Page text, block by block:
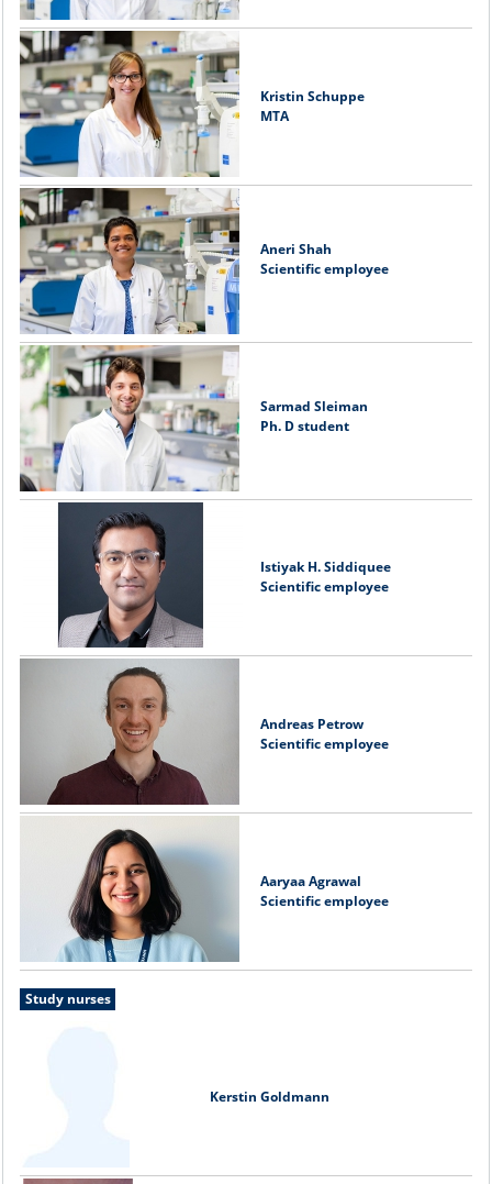
Kristin Schuppe
MTA
Aneri Shah
Scientific employee
Sarmad Sleiman
Ph. D student
Istiyak H. Siddiquee
Scientific employee
Andreas Petrow
Scientific employee
Aaryaa Agrawal
Scientific employee
Study nurses
Kerstin Goldmann